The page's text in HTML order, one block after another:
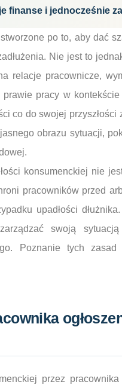
finanse i jednocześnie
stworzone po to, aby dać
Nie jest to
relacje pracownicze,
pracy w
co do swojej przyszłości
obrazu sytuacji,
konsumenckiej nie
pracowników przed
upadłości
swoją
Poznanie tych
przez